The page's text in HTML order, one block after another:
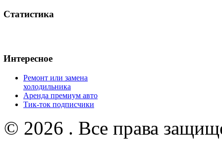
Статистика
Интересное
Ремонт или замена
холодильника
Аренда премиум авто
Тик-ток подписчики
© 2026 . Все права